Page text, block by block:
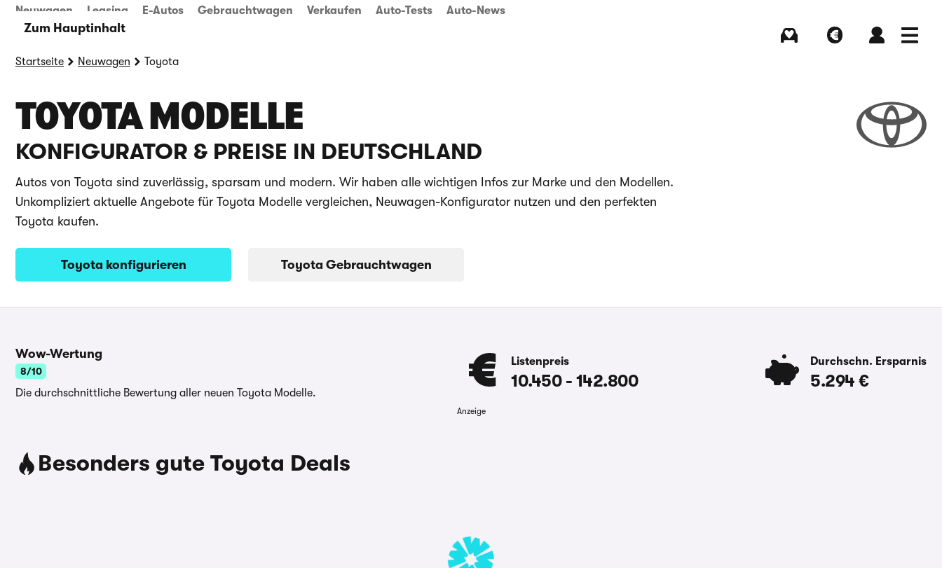
Zum Hauptinhalt
Neuwagen Leasing E-Autos Gebrauchtwagen Verkaufen Auto-Tests Auto-News
Startseite Neuwagen Toyota
TOYOTA MODELLE
KONFIGURATOR & PREISE IN DEUTSCHLAND
Autos von Toyota sind zuverlässig, sparsam und modern. Wir haben alle wichtigen Infos zur Marke und den Modellen.
Unkompliziert aktuelle Angebote für Toyota Modelle vergleichen, Neuwagen-Konfigurator nutzen und den perfekten
Toyota kaufen.
Toyota konfigurieren Toyota Gebrauchtwagen
Wow-Wertung
8/10
Die durchschnittliche Bewertung aller neuen Toyota Modelle.
Listenpreis
10.450- 142.800
Durchschn. Ersparnis
5.294 €
Anzeige
Besonders gute Toyota Deals